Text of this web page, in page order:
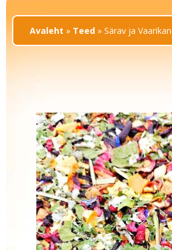
Sa oled siin
Avaleht » Teed » Särav ja